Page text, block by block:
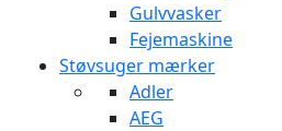
Gulvvasker
Fejemaskine
Støvsuger mærker
Adler
AEG